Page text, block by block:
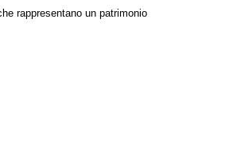
rappresentano un patrimonio